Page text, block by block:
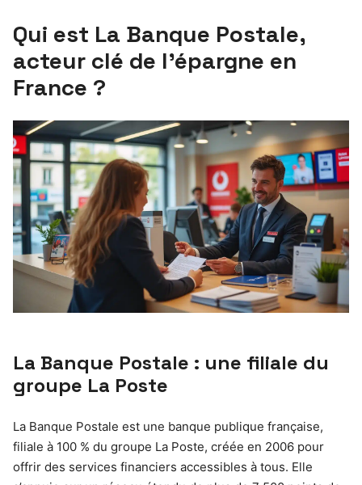
Qui est La Banque Postale,
acteur clé de l’épargne en
France ?
La Banque Postale : une filiale du
groupe La Poste
La Banque Postale est une banque publique française,
filiale à 100 % du groupe La Poste, créée en 2006 pour
offrir des services financiers accessibles à tous. Elle